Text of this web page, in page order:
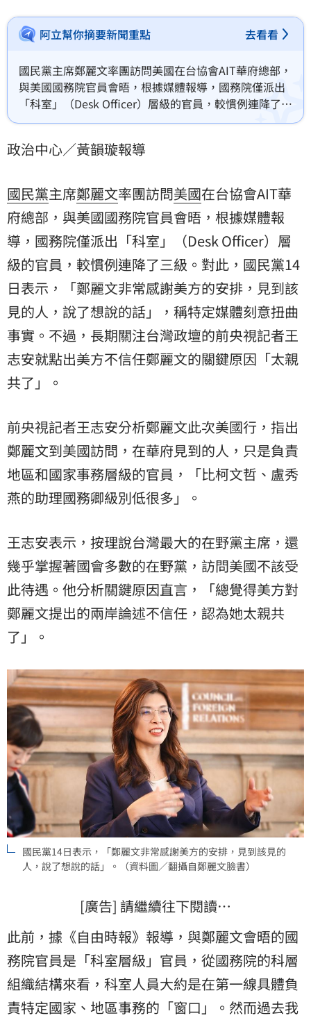
阿立幫你摘要新聞重點 去看看
國民黨主席鄭麗文率團訪問美國在台協會AIT華府總部，
與美國國務院官員會晤，根據媒體報導，國務院僅派出
「科室」（Desk Officer）層級的官員，較慣例連降了三
級。對此，國民黨14日表示，「鄭麗文非常感謝美方的
意扭曲事實。不過，長期關注台灣政壇的前央視記者王
了」。
政治中心／黃韻璇報導
國民黨主席鄭麗文率團訪問美國在台協會AIT華
府總部，與美國國務院官員會晤，根據媒體報
導，國務院僅派出「科室」（Desk Officer）層
級的官員，較慣例連降了三級。對此，國民黨14
日表示，「鄭麗文非常感謝美方的安排，見到該
見的人，說了想說的話」，稱特定媒體刻意扭曲
事實。不過，長期關注台灣政壇的前央視記者王
志安就點出美方不信任鄭麗文的關鍵原因「太親
共了」。
前央視記者王志安分析鄭麗文此次美國行，指出
鄭麗文到美國訪問，在華府見到的人，只是負責
地區和國家事務層級的官員，「比柯文哲、 盧秀
燕的助理國務卿級別低很多」。
王志安表示，按理說台灣最大的在野黨主席，還
幾乎掌握著國會多數的在野黨，訪問美國不該受
此待遇。他分析關鍵原因直言，「總覺得美方對
鄭麗文提出的兩岸論述不信任，認為她太親共
了」。
國民黨14日表示，「鄭麗文非常感謝美方的安排，見到該見的
人，說了想說的話」。（資料圖／翻攝自鄭麗文臉書）
[廣告] 請繼續往下閱讀…
此前，據《自由時報》報導，與鄭麗文會晤的國
務院官員是「科室層級」官員，從國務院的科層
組織結構來看，科室人員大約是在第一線具體負
責特定國家、地區事務的「窗口」。然而過去我